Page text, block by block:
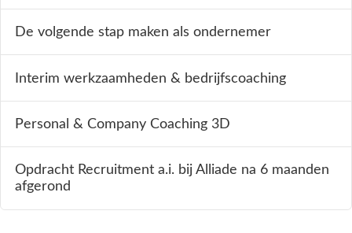
De volgende stap maken als ondernemer
Interim werkzaamheden & bedrijfscoaching
Personal & Company Coaching 3D
Opdracht Recruitment a.i. bij Alliade na 6 maanden
afgerond